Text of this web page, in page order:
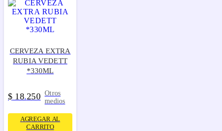
CERVEZA EXTRA
RUBIA VEDETT
*330ML
$ 18.250 Otros
medios
AGREGAR AL
CARRITO